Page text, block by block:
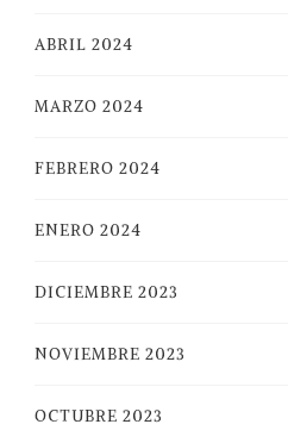
ABRIL 2024
MARZO 2024
FEBRERO 2024
ENERO 2024
DICIEMBRE 2023
NOVIEMBRE 2023
OCTUBRE 2023